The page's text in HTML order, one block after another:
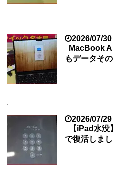
2026/07/30
MacBook
もデータそ
2026/07/29
【iPad水
で復活しまし